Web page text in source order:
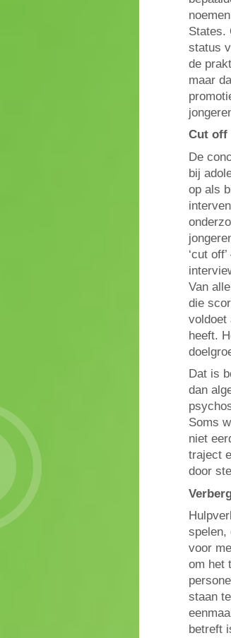
States.
status
de
maar
Cut off
De
bij
op als
‘cut
Van
die
voldoet
heeft.
Dat is
dan
Soms
niet
traject
door
spelen,
voor
om het
staan
betreft